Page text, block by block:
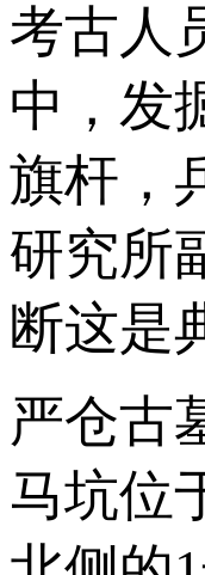
考古人
中，发
旗杆，
研究所
断这是
严仓古
马坑位